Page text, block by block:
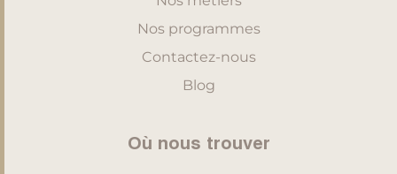
Nos programmes
Contactez-nous
Blog
Où nous trouver